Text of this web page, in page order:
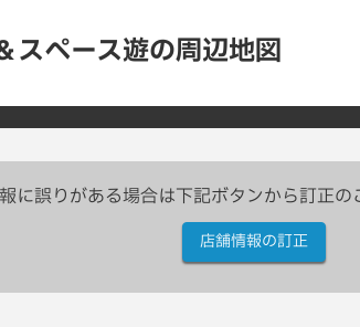
スペース遊の周辺地図
に誤りがある場合は下記ボタンから訂正の
店舗情報の訂正